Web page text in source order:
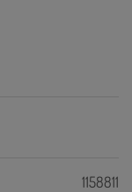
1158811